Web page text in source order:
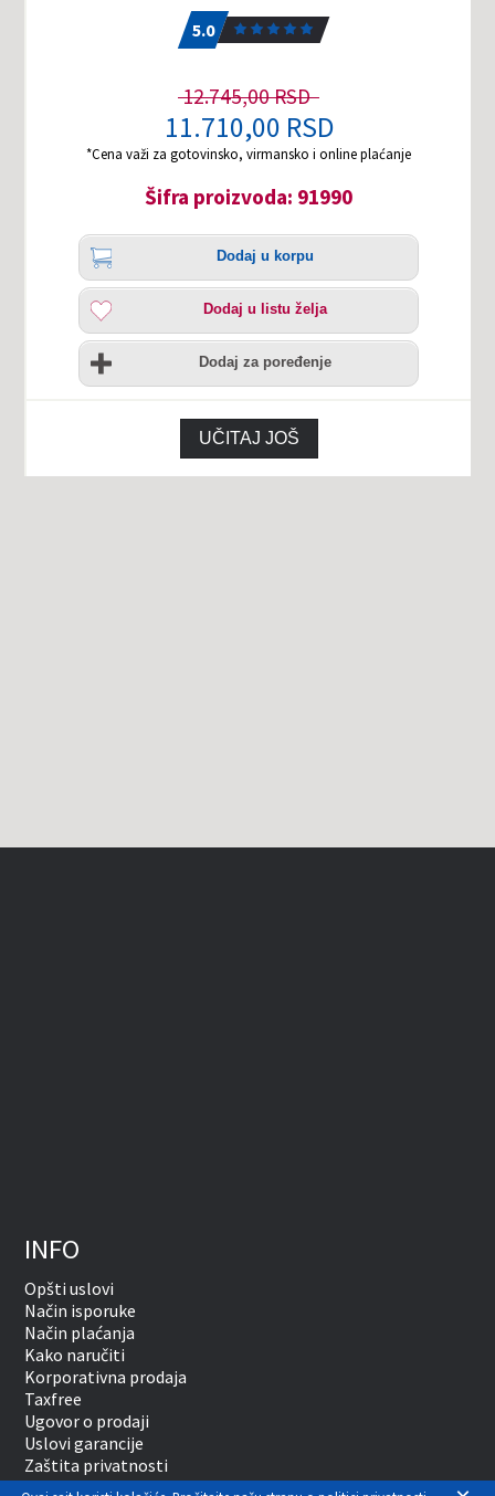
5.0
12.745,00 RSD
11.710,00 RSD
*Cena važi za gotovinsko, virmansko i online plaćanje
Šifra proizvoda: 91990
Količina
Dodaj
korpu
Dodaj u korpu
Dodaj
listu
želja
Dodaj u listu želja
Uporedi
Dodaj za poređenje
UČITAJ JOŠ
INFO
Opšti uslovi
Način isporuke
Način plaćanja
Kako naručiti
Korporativna prodaja
Taxfree
Ugovor o prodaji
Uslovi garancije
Zaštita privatnosti
Vansudsko rešavanje sporova